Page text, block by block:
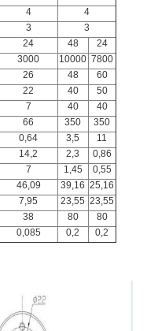
4
4
3
3
24 48
24
3000 10000 7800
26 48
60
22 40
50
7 40
40
66 350
350
0,64 3,5
11
14,2 2,3
0,86
7 1,45
0,55
46,09 39,16 25,16
7,95 23,55 23,55
38 80
80
0,085 0,2 0,2